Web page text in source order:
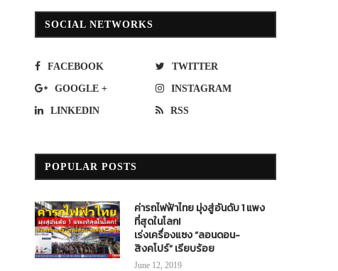
SOCIAL NETWORKS
FACEBOOK TWITTER
GOOGLE + INSTAGRAM
LINKEDIN RSS
POPULAR POSTS
ค่ารถไฟฟ้าไทย มุ่งสู่อันดับ 1 แพง
ที่สุดในโลก!
เร่งเครื่องแซง “ลอนดอน-
สิงคโปร์” เรียบร้อย
June 12, 2019